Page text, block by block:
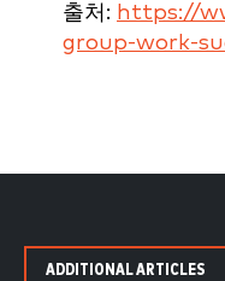
출처: https://
group-work-
ADDITIONAL ARTICLES